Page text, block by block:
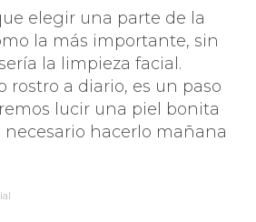
elegir una parte de la
la más importante, sin
la limpieza facial.
rostro a diario, es un paso
lucir una piel bonita
necesario hacerlo mañana